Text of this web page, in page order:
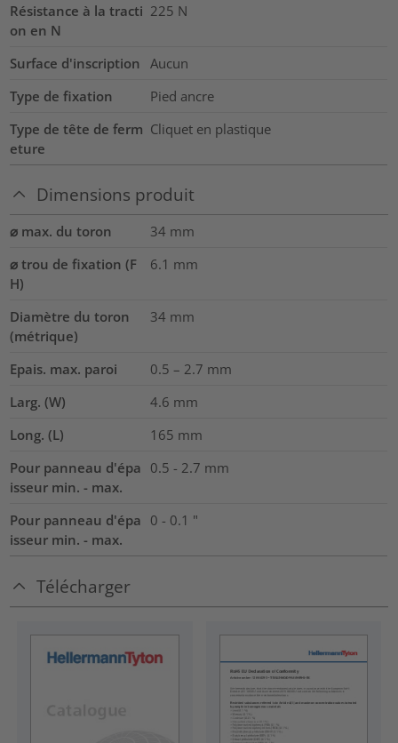
Résistance à la tracti
on en N
225 N
Surface d'inscription Aucun
Type de fixation
Pied ancre
Type de tête de ferm
eture
Cliquet en plastique
Dimensions produit
⌀ max. du toron 34 mm
⌀ trou de fixation (F
H)
6.1 mm
Diamètre du toron
(métrique)
34 mm
Epais. max. paroi 0.5 – 2.7 mm
Larg. (W)
4.6 mm
Long. (L)
165 mm
Pour panneau d'épa
isseur min. - max.
0.5 - 2.7 mm
Pour panneau d'épa
isseur min. - max.
0 - 0.1 "
Télécharger